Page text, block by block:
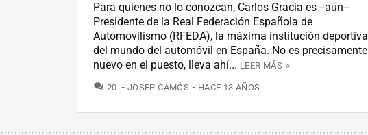
Para quienes no lo conozcan, Carlos Gracia es --aún--
Presidente de la Real Federación Española de
Automovilismo (RFEDA), la máxima institución deportiva
del mundo del automóvil en España. No es precisamente
nuevo en el puesto, lleva ahí... LEER MÁS »
20 COMENTARIOS
JOSEP CAMÓS HACE 13 AÑOS